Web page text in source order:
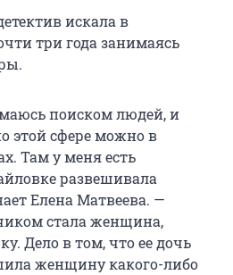
искала в
три года занимаясь
поиском людей, и
этой сфере можно в
Там у меня есть
развешивала
Елена Матвеева. —
стала женщина,
Дело в том, что ее дочь
женщину какого-либо